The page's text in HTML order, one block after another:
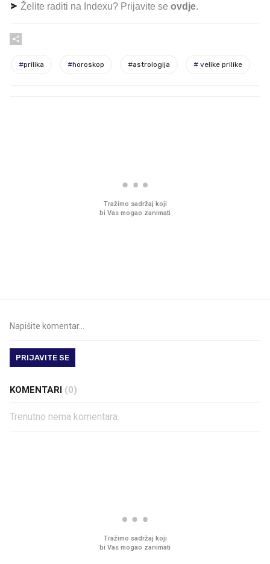
Želite raditi na Indexu? Prijavite se ovdje.
#prilika #horoskop #astrologija # velike prilike
PRIJAVITE SE
KOMENTARI (0)
Trenutno nema komentara.